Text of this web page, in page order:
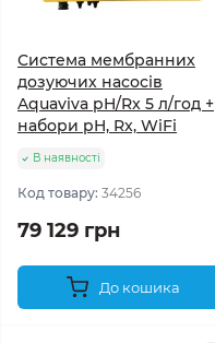
Система мембранних
дозуючих насосів
Aquaviva pH/Rx 5 л/год +
набори pH, Rx, WiFi
В наявності
Код товару: 34256
79 129 грн
До кошика